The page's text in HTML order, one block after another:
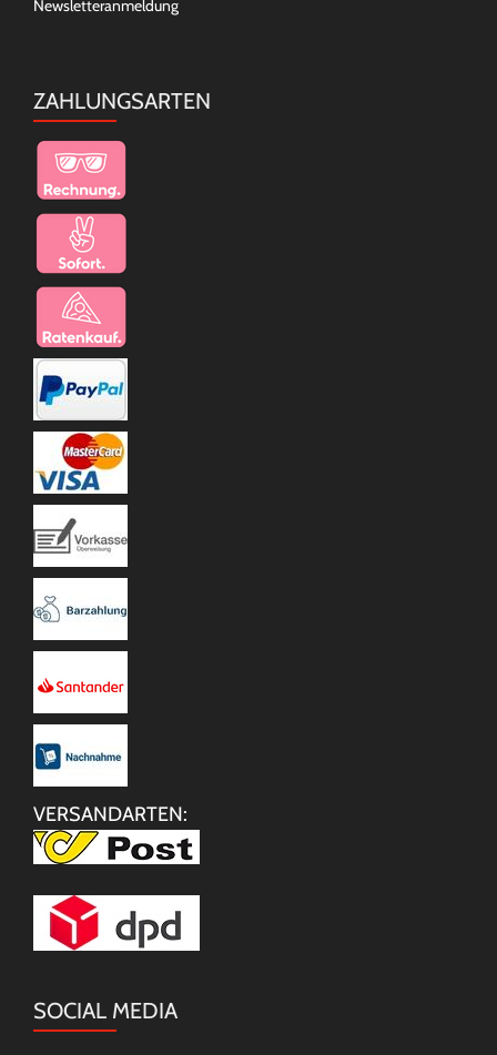
Newsletteranmeldung
ZAHLUNGSARTEN
VERSANDARTEN:
SOCIAL MEDIA